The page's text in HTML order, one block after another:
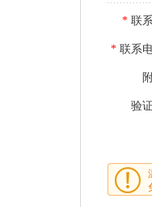
* 联
* 联系
验
温
免